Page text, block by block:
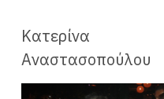
Κατερίνα
Αναστασοπούλου